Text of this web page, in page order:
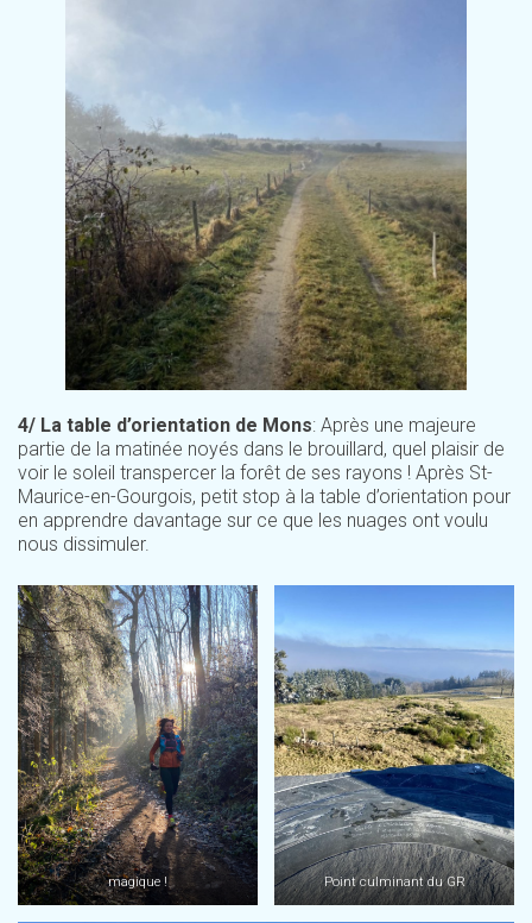
4/ La table d’orientation de Mons: Après une majeure
partie de la matinée noyés dans le brouillard, quel plaisir de
voir le soleil transpercer la forêt de ses rayons ! Après St-
Maurice-en-Gourgois, petit stop à la table d’orientation pour
en apprendre davantage sur ce que les nuages ont voulu
nous dissimuler.
magique ! Point culminant du GR